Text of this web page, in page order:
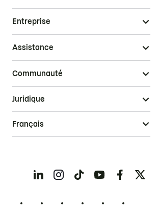
Entreprise
Assistance
Communauté
Juridique
Français